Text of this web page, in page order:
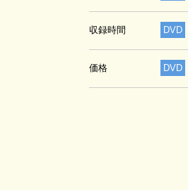
収録時間 DVD
価格 DVD